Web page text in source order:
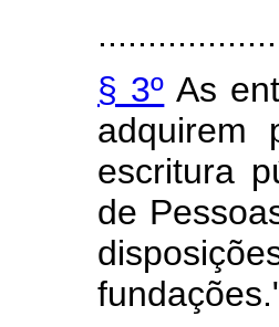
§ 3º As
adquirem
escritura
de